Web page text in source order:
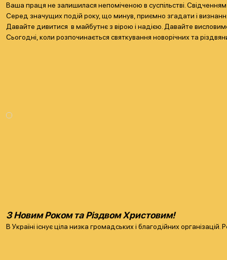
Ваша праця не залишилася непоміченою в суспільстві.
Серед значущих подій року, що минув, приємно згадати і
Давайте дивитися в майбутнє з вірою і надією. Давайте
Сьогодні, коли розпочинається святкування новорічних та
З Новим Роком та Різдвом Христовим!
В Україні існує ціла низка громадських і благодійних